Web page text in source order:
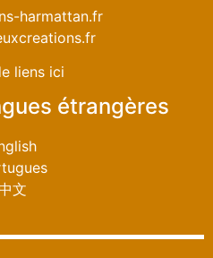
harmattan.fr
liens ici
étrangères
文